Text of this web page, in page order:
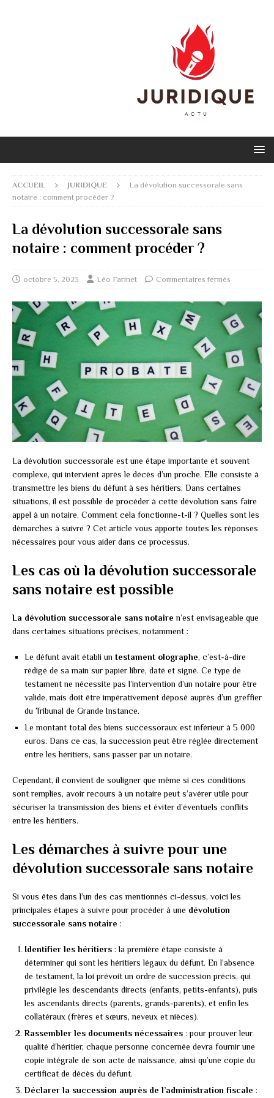
ACCUEIL JURIDIQUE
La dévolution successorale sans
notaire : comment procéder ?
La dévolution successorale sans
notaire : comment procéder ?
octobre 5, 2023 Léo Farinet Commentaires fermés
La dévolution successorale est une étape importante et souvent
complexe, qui intervient après le décès d’un proche. Elle consiste à
transmettre les biens du défunt à ses héritiers. Dans certaines
situations, il est possible de procéder à cette dévolution sans faire
appel à un notaire. Comment cela fonctionne-t-il ? Quelles sont les
démarches à suivre ? Cet article vous apporte toutes les réponses
nécessaires pour vous aider dans ce processus.
Les cas où la dévolution successorale
sans notaire est possible
La dévolution successorale sans notaire n’est envisageable que
dans certaines situations précises, notamment :
Le défunt avait établi un testament olographe, c’est-à-dire
rédigé de sa main sur papier libre, daté et signé. Ce type de
testament ne nécessite pas l’intervention d’un notaire pour être
valide, mais doit être impérativement déposé auprès d’un greffier
du Tribunal de Grande Instance.
Le montant total des biens successoraux est inférieur à 5 000
euros. Dans ce cas, la succession peut être réglée directement
entre les héritiers, sans passer par un notaire.
Cependant, il convient de souligner que même si ces conditions
sont remplies, avoir recours à un notaire peut s’avérer utile pour
sécuriser la transmission des biens et éviter d’éventuels conflits
entre les héritiers.
Les démarches à suivre pour une
dévolution successorale sans notaire
Si vous êtes dans l’un des cas mentionnés ci-dessus, voici les
principales étapes à suivre pour procéder à une dévolution
successorale sans notaire :
Identifier les héritiers : la première étape consiste à
déterminer qui sont les héritiers légaux du défunt. En l’absence
de testament, la loi prévoit un ordre de succession précis, qui
privilégie les descendants directs (enfants, petits-enfants), puis
les ascendants directs (parents, grands-parents), et enfin les
collatéraux (frères et sœurs, neveux et nièces).
Rassembler les documents nécessaires : pour prouver leur
qualité d’héritier, chaque personne concernée devra fournir une
copie intégrale de son acte de naissance, ainsi qu’une copie du
certificat de décès du défunt.
Déclarer la succession auprès de l’administration fiscale :